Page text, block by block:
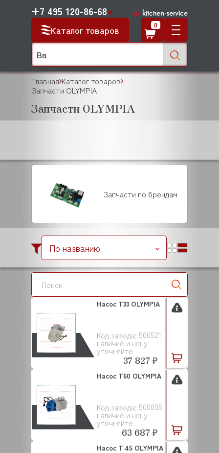
Каталог товаров
+7 495 120-86-68
0
Главная Каталог товаров
Запчасти OLYMPIA
Запчасти OLYMPIA
Запчасти по брендам
По названию
Код завода: 500521
наличие и цену
уточняйте
Насос Т33 OLYMPIA
37 827 ₽
Код завода: 500005
наличие и цену
уточняйте
Насос Т60 OLYMPIA
63 687 ₽
Насос Т.45 OLYMPIA